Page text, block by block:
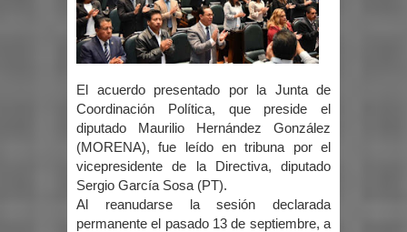
El acuerdo presentado por la Junta de
Coordinación Política, que preside el
diputado Maurilio Hernández González
(MORENA), fue leído en tribuna por el
vicepresidente de la Directiva, diputado
Sergio García Sosa (PT).
Al reanudarse la sesión declarada
permanente el pasado 13 de septiembre, a